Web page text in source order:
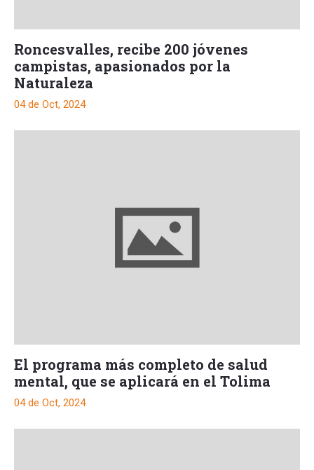
Roncesvalles, recibe 200 jóvenes
campistas, apasionados por la
Naturaleza
04 de Oct, 2024
El programa más completo de salud
mental, que se aplicará en el Tolima
04 de Oct, 2024